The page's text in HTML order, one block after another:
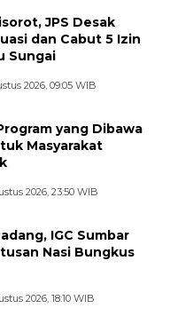
JPS Desak
dan Cabut 5 Izin
Sungai
2026, 09:05 WIB
yang Dibawa
Masyarakat
2026, 23:50 WIB
IGC Sumbar
Nasi Bungkus
2026, 18:10 WIB